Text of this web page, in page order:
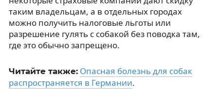
таким владельцам, а в отдельных городах
можно получить налоговые льготы или
разрешение гулять с собакой без поводка там,
где это обычно запрещено.
Читайте также: Опасная болезнь для собак
распространяется в Германии.